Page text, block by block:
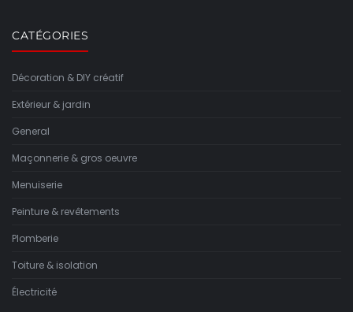
CATÉGORIES
Décoration & DIY créatif
Extérieur & jardin
General
Maçonnerie & gros oeuvre
Menuiserie
Peinture & revêtements
Plomberie
Toiture & isolation
Électricité